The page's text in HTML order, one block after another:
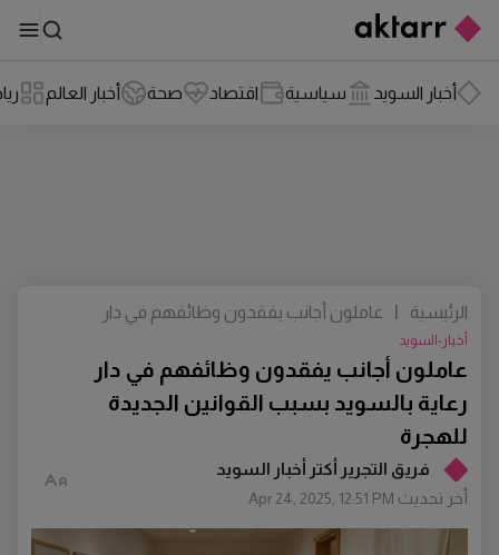
أخبار السويد سياسية اقتصاد صحة أخبار العالم
فريق التجرير أكتر أخبار السويد
أخر تحديث Apr 24, 2025, 12:51 PM
عاملون أجانب يفقدون وظائفهم في دار
رعاية بالسويد بسبب القوانين الجديدة
للهجرة
أخبار-السويد
الرئيسية |
عاملون أجانب يفقدون وظائفهم في دار
للهجرة